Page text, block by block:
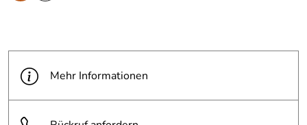
Mehr Informationen